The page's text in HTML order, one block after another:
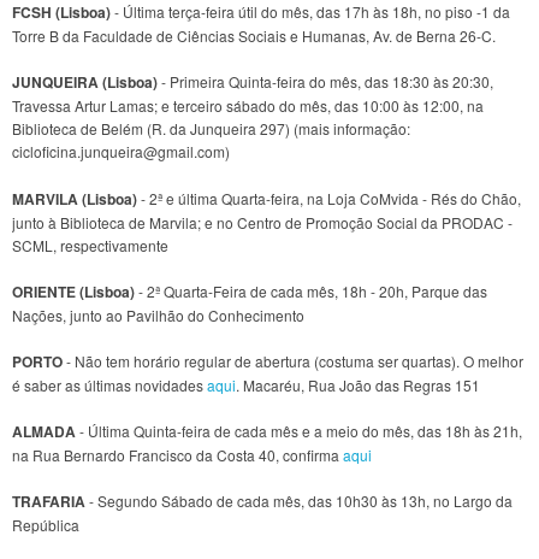
FCSH (Lisboa)- Última terça-feira útil do mês, das 17h às 18h, no piso -1 da
Torre B da Faculdade de Ciências Sociais e Humanas, Av. de Berna 26-C.
JUNQUEIRA (Lisboa)- Primeira Quinta-feira do mês, das 18:30 às 20:30,
Travessa Artur Lamas; e terceiro sábado do mês, das 10:00 às 12:00, na
Biblioteca de Belém (R. da Junqueira 297) (mais informação:
cicloficina.junqueira@gmail.com)
MARVILA (Lisboa)- 2ª e última Quarta-feira, na Loja CoMvida - Rés do Chão,
junto à Biblioteca de Marvila; e no Centro de Promoção Social da PRODAC -
SCML, respectivamente
ORIENTE (Lisboa)- 2ª Quarta-Feira de cada mês, 18h - 20h, Parque das
Nações, junto ao Pavilhão do Conhecimento
PORTO- Não tem horário regular de abertura (costuma ser quartas). O melhor
é saber as últimas novidadesaqui. Macaréu, Rua João das Regras 151
ALMADA- Última Quinta-feira de cada mês e a meio do mês, das 18h às 21h,
na Rua Bernardo Francisco da Costa 40, confirma aqui
TRAFARIA- Segundo Sábado de cada mês, das 10h30 às 13h, no Largo da
República